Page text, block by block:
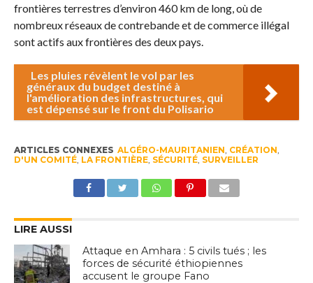
frontières terrestres d’environ 460 km de long, où de
nombreux réseaux de contrebande et de commerce illégal
sont actifs aux frontières des deux pays.
Les pluies révèlent le vol par les
généraux du budget destiné à
l'amélioration des infrastructures, qui
est dépensé sur le front du Polisario
ARTICLES CONNEXES ALGÉRO-MAURITANIEN CRÉATION
D'UN COMITÉ, LA FRONTIÈRE, SÉCURITÉ, SURVEILLER
LIRE AUSSI
Attaque en Amhara : 5 civils tués ; les
forces de sécurité éthiopiennes
accusent le groupe Fano